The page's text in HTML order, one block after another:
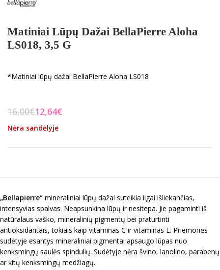
Matiniai Lūpų Dažai BellaPierre Aloha
LS018, 3,5 G
*Matiniai lūpų dažai BellaPierre Aloha LS018
16,00€12,64€
Nėra sandėlyje
„Bellapierre“ mineraliniai lūpų dažai suteikia ilgai išliekančias,
intensyvias spalvas. Neapsunkina lūpų ir nesitepa. Jie pagaminti iš
natūralaus vaško, mineralinių pigmentų bei praturtinti
antioksidantais, tokiais kaip vitaminas C ir vitaminas E. Priemonės
sudėtyje esantys mineraliniai pigmentai apsaugo lūpas nuo
kenksmingų saulės spindulių. Sudėtyje nėra švino, lanolino, parabenų
ar kitų kenksmingų medžiagų.